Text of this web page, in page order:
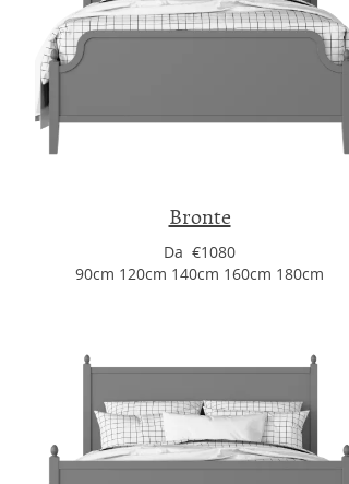
Bronte
Da €1080
90cm 120cm 140cm 160cm 180cm